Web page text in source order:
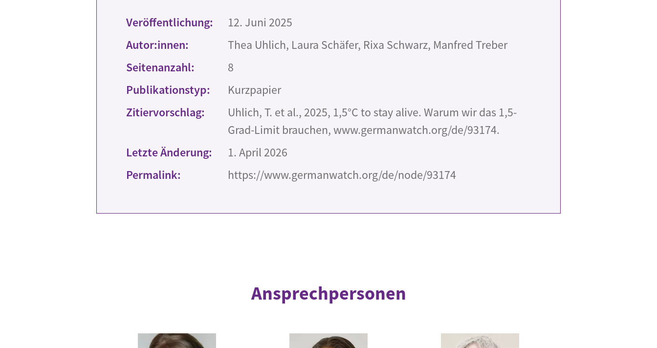
Veröffentlichung:
12. Juni 2025
Autor:innen:
Thea Uhlich, Laura Schäfer, Rixa Schwarz, Manfred Treber
Seitenanzahl:
8
Publikationstyp:
Kurzpapier
Zitiervorschlag:
Uhlich, T. et al., 2025, 1,5°C to stay alive. Warum wir das 1,5-
Grad-Limit brauchen, www.germanwatch.org/de/93174.
Letzte Änderung:
1. April 2026
Permalink:
https://www.germanwatch.org/de/node/93174
Ansprechpersonen